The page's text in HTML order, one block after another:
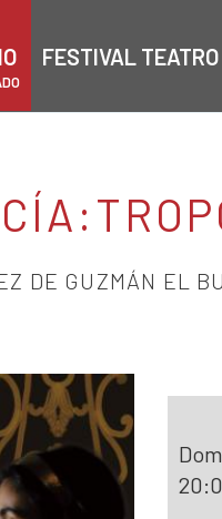
FESTIVAL
DE GUZMÁN EL